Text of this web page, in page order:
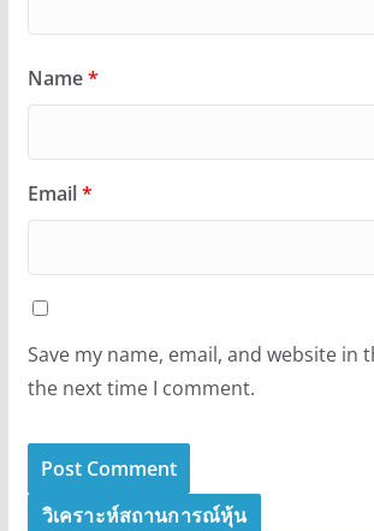
Name*
Email*
Save my name, email, and website in
the next time I comment.
วิเคราะห์สถานการณ์หุ้น